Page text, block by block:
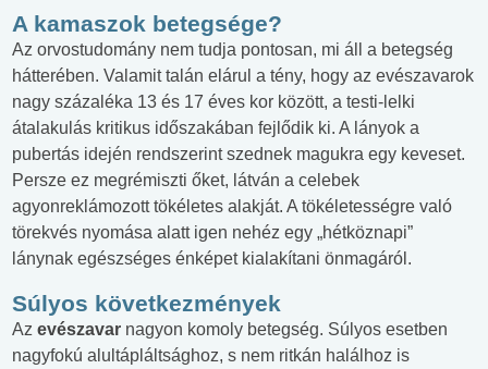
A kamaszok betegsége?
Az orvostudomány nem tudja pontosan, mi áll a betegség
hátterében. Valamit talán elárul a tény, hogy az evészavarok
nagy százaléka 13 és 17 éves kor között, a testi-lelki
átalakulás kritikus időszakában fejlődik ki. A lányok a
pubertás idején rendszerint szednek magukra egy keveset.
Persze ez megrémiszti őket, látván a celebek
agyonreklámozott tökéletes alakját. A tökéletességre való
törekvés nyomása alatt igen nehéz egy „hétköznapi”
lánynak egészséges énképet kialakítani önmagáról.
Súlyos következmények
Az evészavar nagyon komoly betegség. Súlyos esetben
nagyfokú alultápláltsághoz, s nem ritkán halálhoz is